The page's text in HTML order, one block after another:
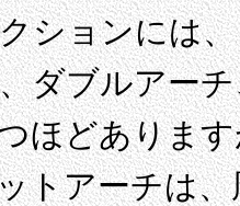
ションには
ダブルアー
ほどありま
トアーチは